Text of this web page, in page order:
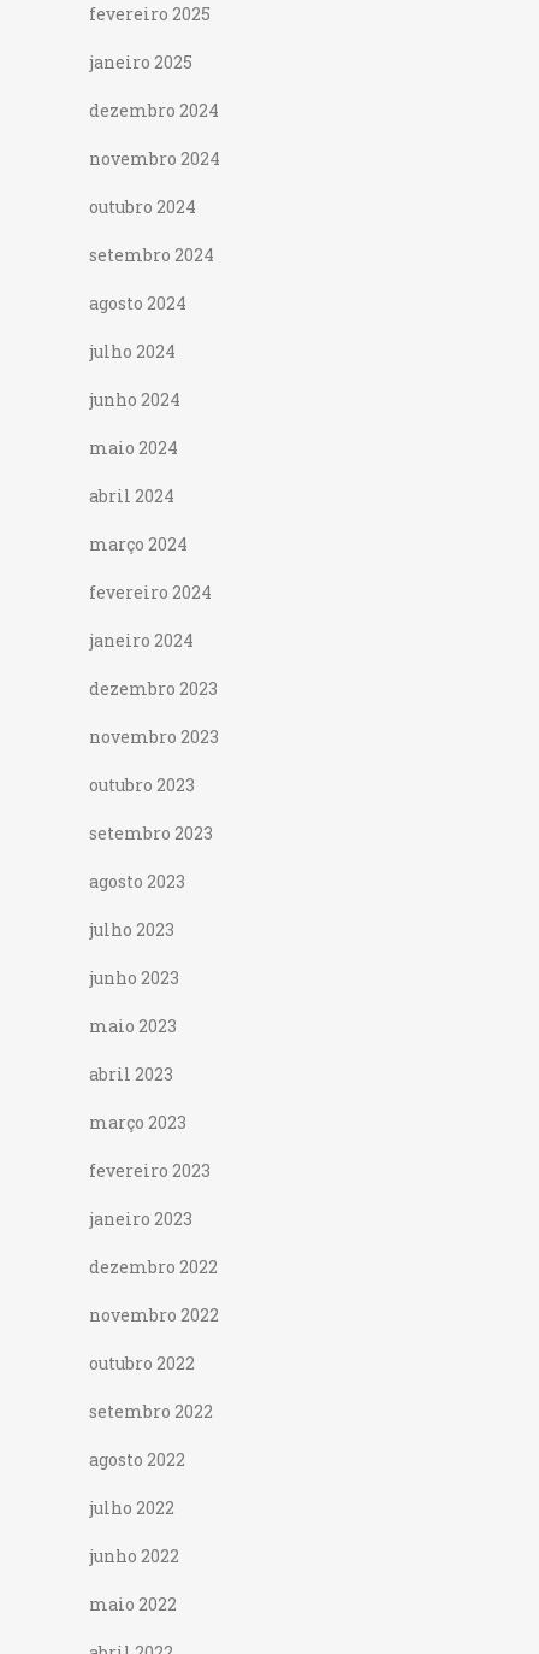
fevereiro 2025
janeiro 2025
dezembro 2024
novembro 2024
outubro 2024
setembro 2024
agosto 2024
julho 2024
junho 2024
maio 2024
abril 2024
março 2024
fevereiro 2024
janeiro 2024
dezembro 2023
novembro 2023
outubro 2023
setembro 2023
agosto 2023
julho 2023
junho 2023
maio 2023
abril 2023
março 2023
fevereiro 2023
janeiro 2023
dezembro 2022
novembro 2022
outubro 2022
setembro 2022
agosto 2022
julho 2022
junho 2022
maio 2022